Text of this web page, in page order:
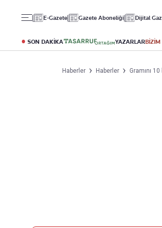
E-Gazete Gazete Aboneliği Dijital
SON DAKİKA YAZARLARBİZİM
Altın
Döviz
Kripto Para
Haberler Haberler Gramını